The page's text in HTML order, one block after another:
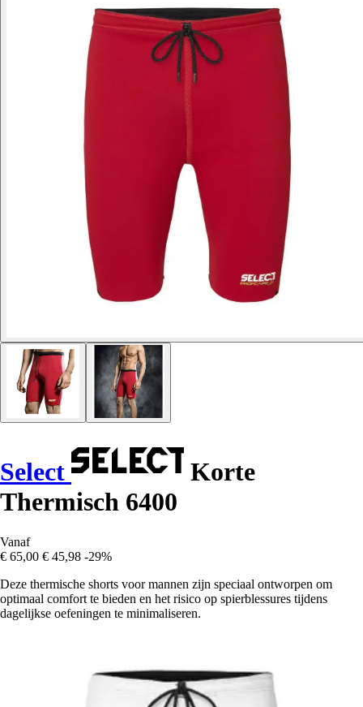
Select
Korte
Thermisch 6400
Vanaf
€ 65,00 € 45,98 -29%
Deze thermische shorts voor mannen zijn speciaal ontworpen om
optimaal comfort te bieden en het risico op spierblessures tijdens
dagelijkse oefeningen te minimaliseren.